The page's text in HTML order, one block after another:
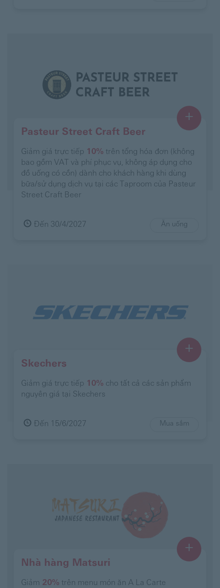
Pasteur Street Craft Beer
Giảm giá trực tiếp 10% trên tổng hóa đơn (không
bao gồm VAT và phí phục vụ, không áp dụng cho
đồ uống có cồn) dành cho khách hàng khi dùng
bữa/sử dụng dịch vụ tại các Taproom của Pasteur
Street Craft Beer
Đến 30/4/2027
+
Ăn uống
Skechers
Giảm giá trực tiếp 10% cho tất cả các sản phẩm
nguyên giá tại Skechers
Đến 15/6/2027
+
Mua sắm
Nhà hàng Matsuri
Giảm 20% trên menu món ăn A La Carte
+